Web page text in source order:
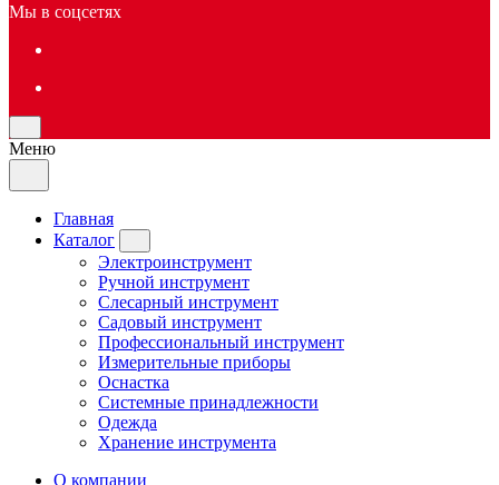
Мы в соцсетях
Меню
Главная
Каталог
Электроинструмент
Ручной инструмент
Слесарный инструмент
Садовый инструмент
Профессиональный инструмент
Измерительные приборы
Оснастка
Системные принадлежности
Одежда
Хранение инструмента
О компании